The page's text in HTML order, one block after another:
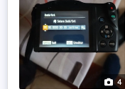
4